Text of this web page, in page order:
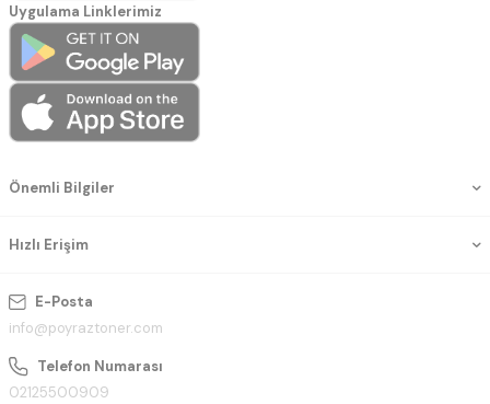
E-Posta
info@poyraztoner.com
Telefon Numarası
02125500909
Önemli Bilgiler
Hızlı Erişim
Uygulama Linklerimiz